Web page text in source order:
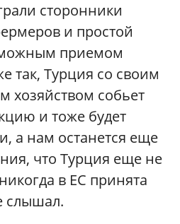
сторонники
и простой
приемом
так, Турция со своим
хозяйством собьет
и тоже будет
а нам останется еще
что Турция еще не
в ЕС принята
слышал.